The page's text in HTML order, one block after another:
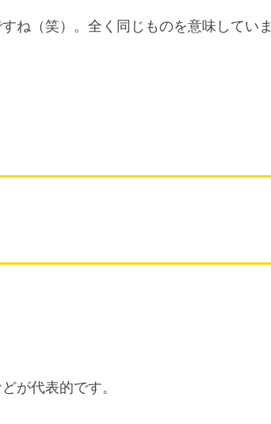
ね（笑）。全く同じものを意味していま
が代表的です。